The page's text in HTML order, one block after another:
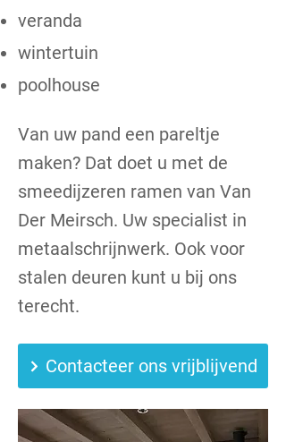
veranda
wintertuin
poolhouse
Van uw pand een pareltje
maken? Dat doet u met de
smeedijzeren ramen van Van
Der Meirsch. Uw specialist in
metaalschrijnwerk. Ook voor
stalen deuren kunt u bij ons
terecht.
Contacteer ons vrijblijvend